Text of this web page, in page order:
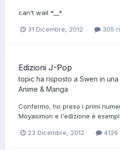
can't wait *__*
31 Dicembre, 2012 305
Edizioni J-Pop
topic ha risposto a Swen in una
Anime & Manga
Confermo, ho preso i primi
Moyasimon e l'edizione è
23 Dicembre, 2012